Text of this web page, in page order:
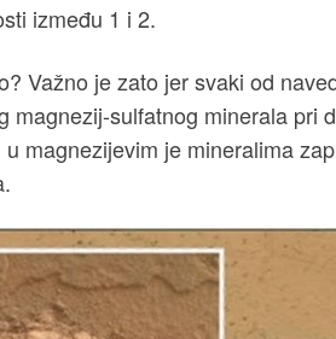
između 1 i 2.
Važno je zato jer svaki od
magnezij-sulfatnog minerala pri
magnezijevim je mineralima